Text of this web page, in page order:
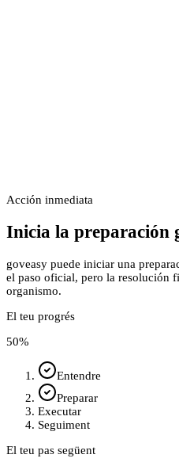
Acción inmediata
Inicia la preparación
goveasy puede iniciar una
el paso oficial, pero la resolución
organismo.
El teu progrés
50%
Entendre
Preparar
Executar
Seguiment
El teu pas següent